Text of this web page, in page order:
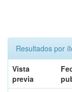
Resultados por
Vista
previa